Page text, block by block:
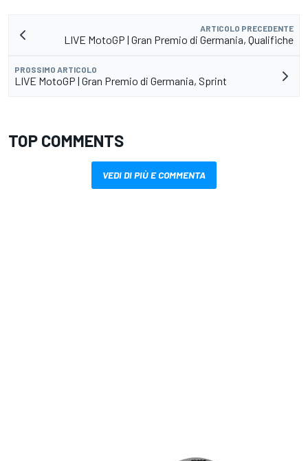
ARTICOLO PRECEDENTE
LIVE MotoGP | Gran Premio di Germania, Qualifiche
PROSSIMO ARTICOLO
LIVE MotoGP | Gran Premio di Germania, Sprint
TOP COMMENTS
VEDI DI PIÙ E COMMENTA